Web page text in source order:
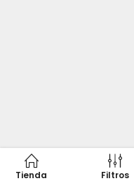
Tienda Filtros